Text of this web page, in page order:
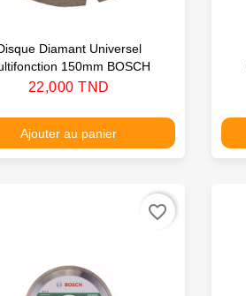
Diamant Universel
150mm BOSCH
Prix
22,000 TND
Ajouter au panier
favorite_border